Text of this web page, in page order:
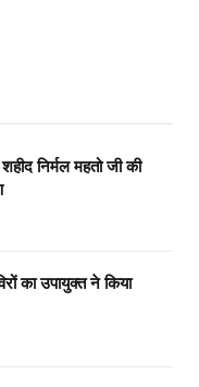
निर्मल महतो जी की
का उपायुक्त ने किया